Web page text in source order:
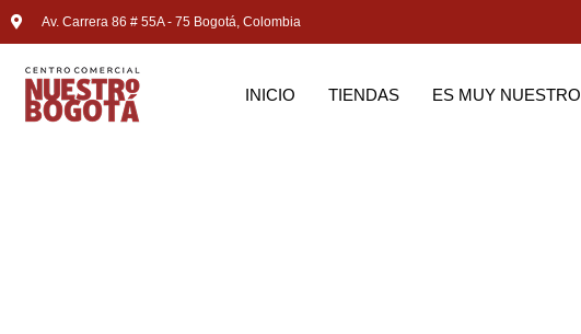
Av. Carrera 86 # 55A - 75 Bogotá, Colombia
INICIO TIENDAS ES MUY NUESTRO